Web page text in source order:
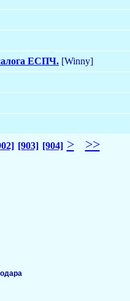
ЕСПЧ. [Winny]
[903] [904] >
>>